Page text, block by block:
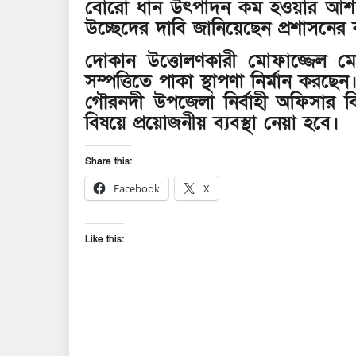
বোরো ধান উৎপাদন কম হওয়ার
উচ্ছেদের দাবি জানিয়েছেন প্রশাসনের
দোকান উত্তোলণকারী মোফাজ্জেল
সম্পত্তিতে পাকা স্থাপণা নির্মান করছেন।
গৌরনদী উপজেলা নির্বাহী অফিসার
বিষয়ে প্রয়োজনীয় ব্যবস্থা নেয়া হবে।
Share this:
Facebook X
Like this: